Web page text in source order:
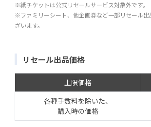
※紙チケットは公式リセールサービス対象外です。
※ファミリーシート、他企画券など一部リセール出
ざいます。
リセール出品価格
上限価格
各種手数料を除いた、
購入時の価格